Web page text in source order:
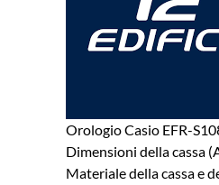
Orologio Casio EFR-
Dimensioni della cassa
Materiale della cassa e